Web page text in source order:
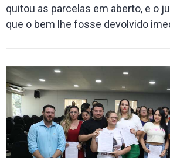
quitou as parcelas em aberto, e o
que o bem lhe fosse devolvido